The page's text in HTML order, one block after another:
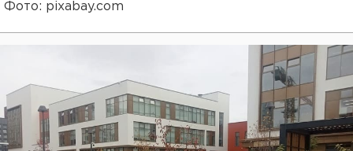
Фото: pixabay.com